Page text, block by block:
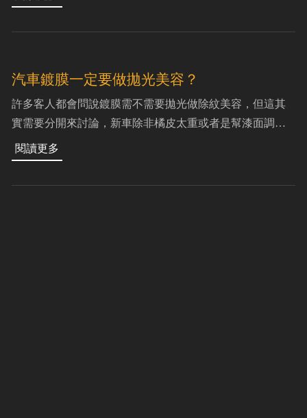
果產生極大的差距，縱使用的是相同的產品也是一樣，很
汽車鍍膜一定要做拋光美容？
許多客人都會問說鍍膜需不需要拋光做除紋美容，但這其
實需要分開來討論，新車除非橘皮太重或者是幫漆面調亮
度才需做拋光，非新車就看表面的太陽紋、機械紋等細紋
是否明顯在自然光源下是否依舊清晰可見，那麼就會建議